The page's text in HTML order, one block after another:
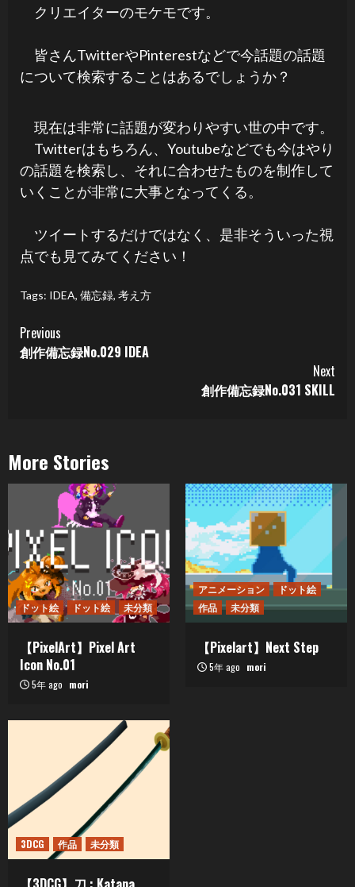
クリエイターのモケモです。
皆さんTwitterやPinterestなどで今話題の話題
について検索することはあるでしょうか？
現在は非常に話題が変わりやすい世の中です。
Twitterはもちろん、Youtubeなどでも今はやり
の話題を検索し、それに合わせたものを制作して
いくことが非常に大事となってくる。
ツイートするだけではなく、是非そういった視
点でも見てみてください！
Tags: IDEA, 備忘録, 考え方
Continue
Reading
Previous
創作備忘録No.029 IDEA
Next
創作備忘録No.031 SKILL
More Stories
ドット絵 ドット絵 未分類
【PixelArt】Pixel Art
Icon No.01
5年 ago mori
アニメーション
ドット絵
作品
未分類
【Pixelart】Next Step
5年 ago mori
3DCG 作品 未分類